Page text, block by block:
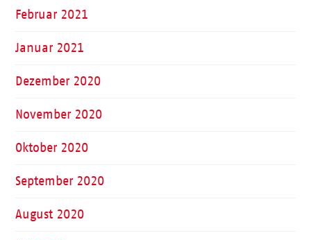
Februar 2021
Januar 2021
Dezember 2020
November 2020
Oktober 2020
September 2020
August 2020